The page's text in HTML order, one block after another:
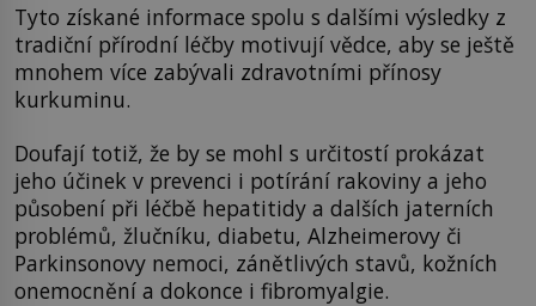
Tyto získané informace spolu s dalšími výsledky z
tradiční přírodní léčby motivují vědce, aby se ještě
mnohem více zabývali zdravotními přínosy
kurkuminu.
Doufají totiž, že by se mohl s určitostí prokázat
jeho účinek v prevenci i potírání rakoviny a jeho
působení při léčbě hepatitidy a dalších jaterních
problémů, žlučníku, diabetu, Alzheimerovy či
Parkinsonovy nemoci, zánětlivých stavů, kožních
onemocnění a dokonce i fibromyalgie.